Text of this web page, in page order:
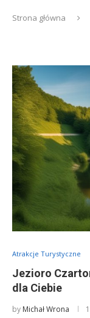
Strona główna
Atrakcje Turystyczne
Jezioro
dla Ciebie
by Michał Wrona